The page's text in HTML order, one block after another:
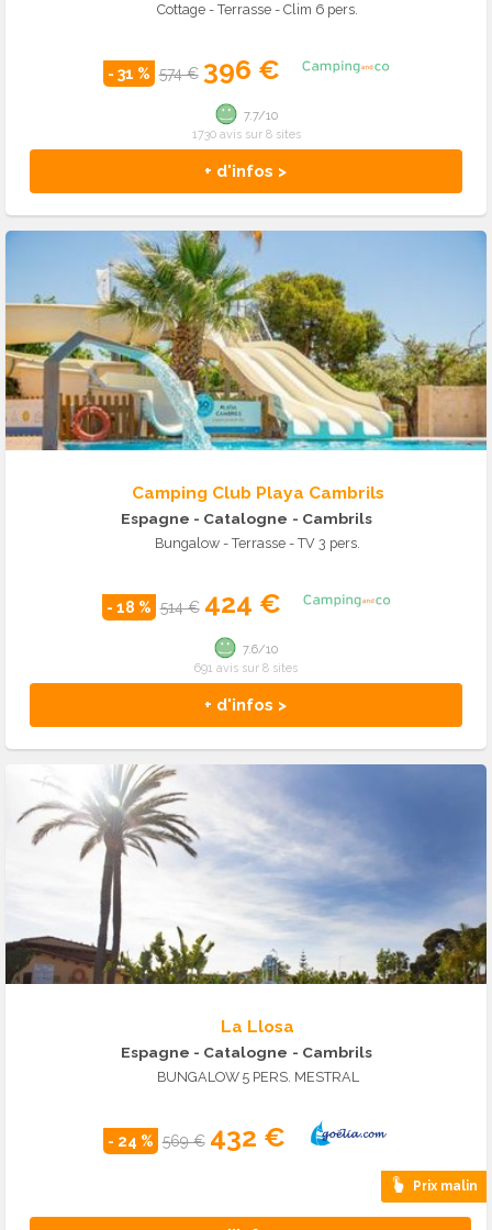
Cottage - Terrasse - Clim 6 pers.
- 31 % 574 € 396 €
+ d'infos >
7.7/10
1730 avis sur 8 sites
Camping Club Playa Cambrils
Espagne - Catalogne - Cambrils
Bungalow - Terrasse - TV 3 pers.
- 18 % 514 € 424 €
+ d'infos >
7.6/10
691 avis sur 8 sites
La Llosa
Espagne - Catalogne - Cambrils
BUNGALOW 5 PERS. MESTRAL
- 24 % 569 € 432 €
Prix malin